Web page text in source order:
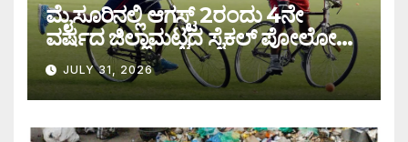
ಮೈಸೂರಿನಲ್ಲಿ ಆಗಸ್ಟ್‌ 2ರಂದು 4ನೇ
ವರ್ಷದ ಜಿಲ್ಲಾಮಟ್ಟದ ಸೈಕಲ್ ಪೋಲೋ
ಪಂದ್ಯಾವಳಿ
JULY 31, 2026